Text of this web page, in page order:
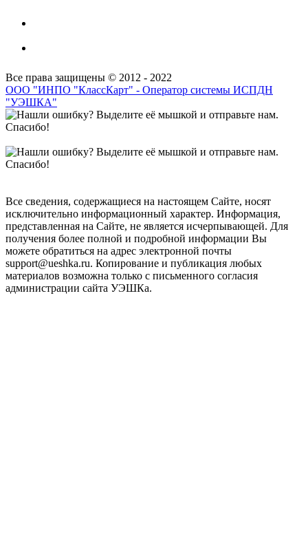
Все права защищены © 2012 - 2022
ООО "ИНПО "КлассКарт" - Оператор системы ИСПДН
"УЭШКА"
Все сведения, содержащиеся на настоящем Сайте, носят
исключительно информационный характер. Информация,
представленная на Сайте, не является исчерпывающей. Для
получения более полной и подробной информации Вы
можете обратиться на адрес электронной почты
support@ueshka.ru. Копирование и публикация любых
материалов возможна только с письменного согласия
администрации сайта УЭШКа.